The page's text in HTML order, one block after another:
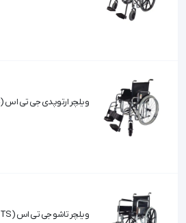
ویلچر ارتوپدی جی تی اس (JTS) مدل 901A
ویلچر تاشو جی تی اس (JTS) مدل 809R